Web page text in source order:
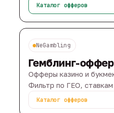
Каталог офферов
NeGambling
Гемблинг-
Офферы казино и
Фильтр по ГЕО,
Каталог офферов